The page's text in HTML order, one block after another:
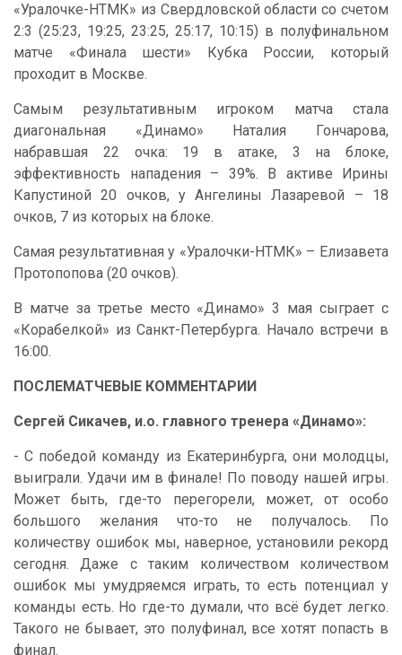
«Уралочке-НТМК» из Свердловской области со счетом
2:3 (25:23, 19:25, 23:25, 25:17, 10:15) в полуфинальном
матче «Финала шести» Кубка России, который
проходит в Москве.
Самым результативным игроком матча стала
диагональная «Динамо» Наталия Гончарова,
набравшая 22 очка: 19 в атаке, 3 на блоке,
эффективность нападения – 39%. В активе Ирины
Капустиной 20 очков, у Ангелины Лазаревой – 18
очков, 7 из которых на блоке.
Самая результативная у «Уралочки-НТМК» – Елизавета
Протопопова (20 очков).
В матче за третье место «Динамо» 3 мая сыграет с
«Корабелкой» из Санкт-Петербурга. Начало встречи в
16:00.
ПОСЛЕМАТЧЕВЫЕ КОММЕНТАРИИ
Сергей Сикачев, и.о. главного тренера «Динамо»:
- С победой команду из Екатеринбурга, они молодцы,
выиграли. Удачи им в финале! По поводу нашей игры.
Может быть, где-то перегорели, может, от особо
большого желания что-то не получалось. По
количеству ошибок мы, наверное, установили рекорд
сегодня. Даже с таким количеством количеством
ошибок мы умудряемся играть, то есть потенциал у
команды есть. Но где-то думали, что всё будет легко.
Такого не бывает, это полуфинал, все хотят попасть в
финал.